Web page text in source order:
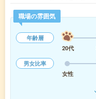
職場の雰囲気
年齢層
20代
男女比率
女性